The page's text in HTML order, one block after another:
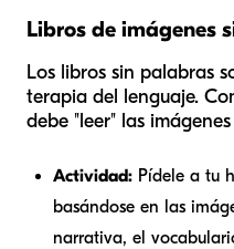
Libros de imágenes
Los libros sin palabras
terapia del lenguaje.
debe "leer" las
Actividad: Pídele a tu
basándose en las
narrativa, el